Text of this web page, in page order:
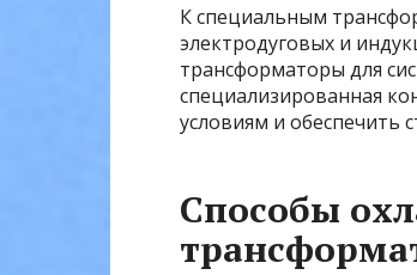
К специальным
электродуговых и
трансформаторы для
специализированная
условиям и обеспечить
Способы